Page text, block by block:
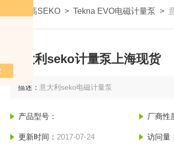
意大利赛高SEKO > Tekna EVO电磁计量泵 >
意大利seko计量泵上海现货
描述：意大利seko电磁计量泵
产品型号： 厂商性
更新时间： 2017-07-24 访问量